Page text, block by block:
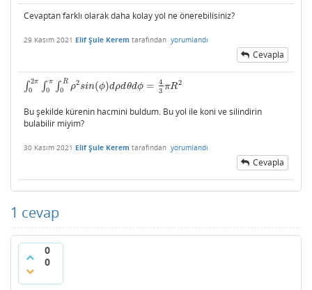
Cevaptan farklı olarak daha kolay yol ne önerebilisiniz?
29 Kasım 2021 Elif Şule Kerem tarafından yorumlandı
Cevapla
∫ 2π
0 ∫ π
0 ∫ R
0 ρ2sin(ϕ)dρdθdϕ =
4
3
πR2
∫02π ∫0π ∫0Rρ2sin(ϕ)dρdθdϕ=43 πR 2
Bu şekilde kürenin hacmini buldum. Bu yol ile koni ve silindirin
bulabilir miyim?
30 Kasım 2021 Elif Şule Kerem tarafından yorumlandı
Cevapla
1 cevap
0
0